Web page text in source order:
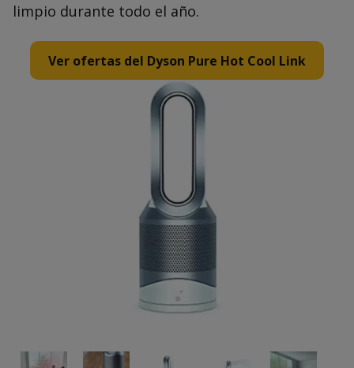
limpio durante todo el año.
Ver ofertas del Dyson Pure Hot Cool Link